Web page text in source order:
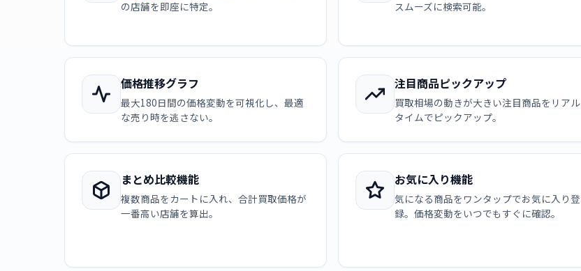
の店舗を即座に特定。
スムーズに検索可能。
価格推移グラフ
最大180日間の価格変動を可視化し、最適
な売り時を逃さない。
注目商品ピックアップ
買取相場の動きが大きい注目商品をリアル
タイムでピックアップ。
まとめ比較機能
複数商品をカートに入れ、合計買取価格が
一番高い店舗を算出。
お気に入り機能
気になる商品をワンタップでお気に入り登
録。価格変動をいつでもすぐに確認。